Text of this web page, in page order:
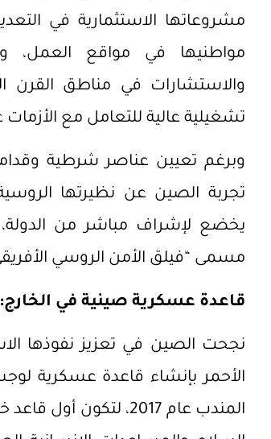
مشروعاتها الاستثمارية في
مواطنيها في مواقع العمل،
والاستشارات في مناطق القرن
تشغيلية عالية للتعامل مع
وبرغم تعيين عناصر شرطية
تجربة الصين عن نظيرتها
يخضع لإشراف مباشر من
مسمى “فيلق الأمن الروسي
قاعدة عسكرية صينية في الخارج:
نجحت الصين في تعزيز نفوذها
الأحمر بإنشاء قاعدة عسكرية
المندب عام 2017،